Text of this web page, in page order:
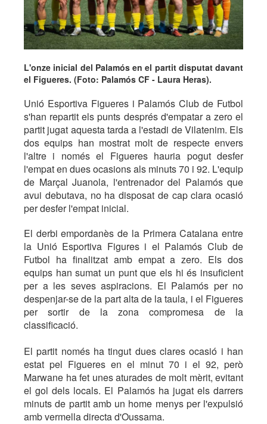
L'onze inicial del Palamós en el partit disputat davant
el Figueres. (Foto: Palamós CF - Laura Heras).
Unió Esportiva Figueres i Palamós Club de Futbol
s'han repartit els punts després d'empatar a zero el
partit jugat aquesta tarda a l'estadi de Vilatenim. Els
dos equips han mostrat molt de respecte envers
l'altre i només el Figueres hauria pogut desfer
l'empat en dues ocasions als minuts 70 i 92. L'equip
de Marçal Juanola, l'entrenador del Palamós que
avui debutava, no ha disposat de cap clara ocasió
per desfer l'empat inicial.
El derbi empordanès de la Primera Catalana entre
la Unió Esportiva Figures i el Palamós Club de
Futbol ha finalitzat amb empat a zero. Els dos
equips han sumat un punt que els hi és insuficient
per a les seves aspiracions. El Palamós per no
despenjar-se de la part alta de la taula, i el Figueres
per sortir de la zona compromesa de la
classificació.
El partit només ha tingut dues clares ocasió i han
estat pel Figueres en el minut 70 i el 92, però
Marwane ha fet unes aturades de molt mèrit, evitant
el gol dels locals. El Palamós ha jugat els darrers
minuts de partit amb un home menys per l'expulsió
amb vermella directa d'Oussama.